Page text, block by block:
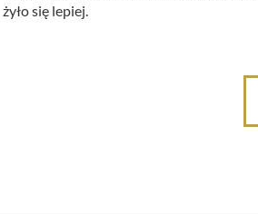
żyło się lepiej.